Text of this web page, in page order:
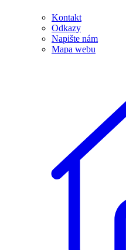
Kontakt
Odkazy
Napište nám
Mapa webu